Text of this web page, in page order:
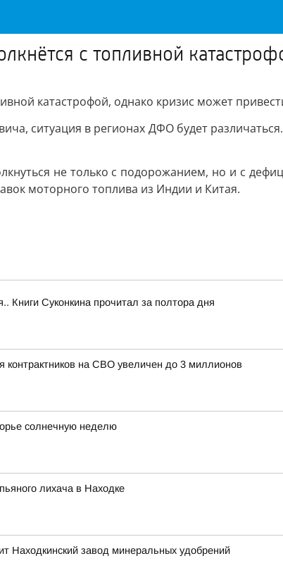
с топливной
катастрофой, однако кризис может
ситуация в регионах ДФО будет
не только с подорожанием, но и с
моторного топлива из Индии и Китая.
Книги Суконкина прочитал за полтора дня
на СВО увеличен до 3 миллионов
солнечную неделю
лихача в Находке
Находкинский завод минеральных удобрений